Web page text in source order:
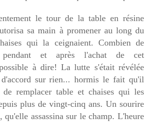
le tour de la table en résine
sa main à promener au long du
qui la ceignaient. Combien de
pendant et après l'achat de cet
à dire! La lutte s'était révélée
sur rien... hormis le fait qu'il
remplacer table et chaises qui les
plus de vingt-cinq ans. Un sourire
qu'elle assassina sur le champ. L'heure